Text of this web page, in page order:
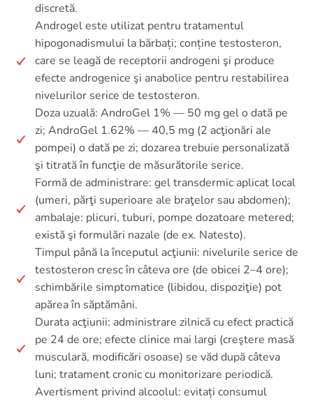
discretă.
Androgel este utilizat pentru tratamentul
hipogonadismului la bărbați; conține testosteron,
care se leagă de receptorii androgeni şi produce
efecte androgenice şi anabolice pentru restabilirea
nivelurilor serice de testosteron.
Doza uzuală: AndroGel 1% — 50 mg gel o dată pe
zi; AndroGel 1.62% — 40,5 mg (2 acţionări ale
pompei) o dată pe zi; dozarea trebuie personalizată
şi titrată în funcţie de măsurătorile serice.
Formă de administrare: gel transdermic aplicat local
(umeri, părţi superioare ale braţelor sau abdomen);
ambalaje: plicuri, tuburi, pompe dozatoare metered;
există şi formulări nazale (de ex. Natesto).
Timpul până la începutul acţiunii: nivelurile serice de
testosteron cresc în câteva ore (de obicei 2–4 ore);
schimbările simptomatice (libidou, dispoziţie) pot
apărea în săptămâni.
Durata acţiunii: administrare zilnică cu efect practică
pe 24 de ore; efecte clinice mai largi (creştere masă
musculară, modificări osoase) se văd după câteva
luni; tratament cronic cu monitorizare periodică.
Avertisment privind alcoolul: evitați consumul